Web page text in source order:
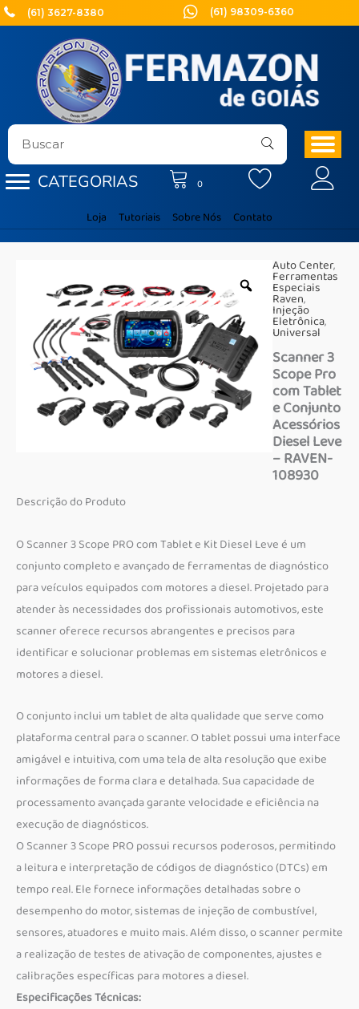
Ir
para
conteúdo
(61) 3627-8380 (61) 98309-6360
CATEGORIAS 0
Loja Tutoriais Sobre Nós Contato
Auto Center,
Ferramentas
Especiais
Raven,
Injeção
Eletrônica,
Universal
Scanner 3
Scope Pro
com Tablet
e Conjunto
Acessórios
Diesel Leve
– RAVEN-
108930
Descrição do Produto
O Scanner 3 Scope PRO com Tablet e Kit Diesel Leve é um
conjunto completo e avançado de ferramentas de diagnóstico
para veículos equipados com motores a diesel. Projetado para
atender às necessidades dos profissionais automotivos, este
scanner oferece recursos abrangentes e precisos para
identificar e solucionar problemas em sistemas eletrônicos e
motores a diesel.
O conjunto inclui um tablet de alta qualidade que serve como
plataforma central para o scanner. O tablet possui uma interface
amigável e intuitiva, com uma tela de alta resolução que exibe
informações de forma clara e detalhada. Sua capacidade de
processamento avançada garante velocidade e eficiência na
execução de diagnósticos.
O Scanner 3 Scope PRO possui recursos poderosos, permitindo
a leitura e interpretação de códigos de diagnóstico (DTCs) em
tempo real. Ele fornece informações detalhadas sobre o
desempenho do motor, sistemas de injeção de combustível,
sensores, atuadores e muito mais. Além disso, o scanner permite
a realização de testes de ativação de componentes, ajustes e
calibrações específicas para motores a diesel.
Especificações Técnicas: